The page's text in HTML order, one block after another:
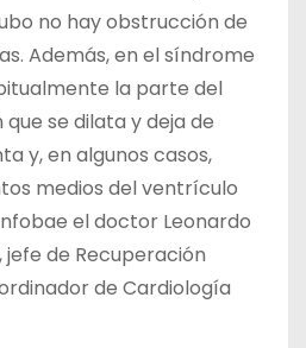
no hay obstrucción de
Además, en el síndrome
la parte del
se dilata y deja de
y, en algunos casos,
medios del ventrículo
el doctor Leonardo
jefe de Recuperación
de Cardiología